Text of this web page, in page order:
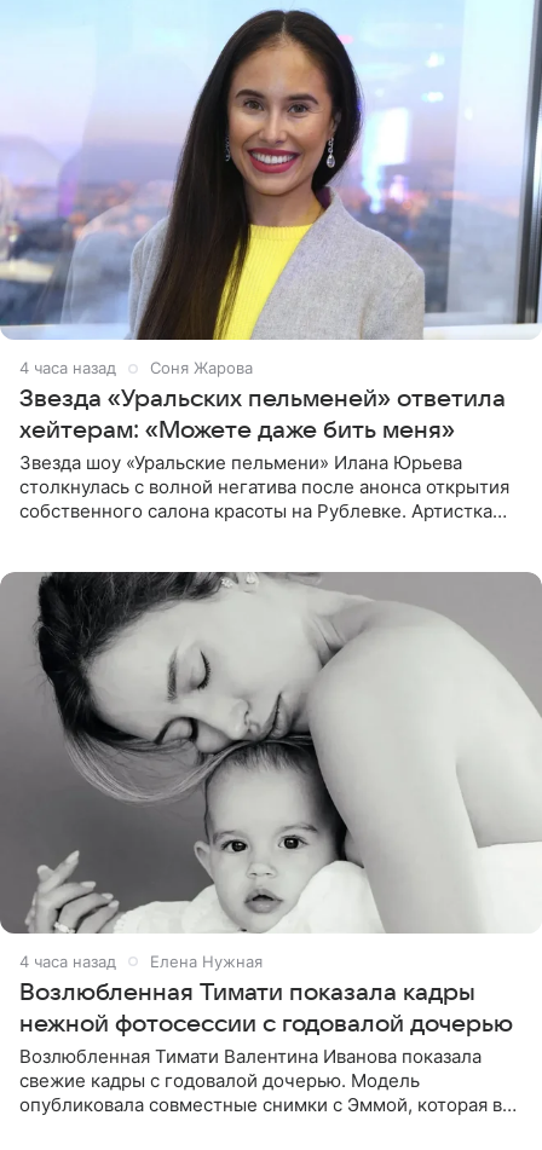
4 часа назад Соня Жарова
Звезда «Уральских пельменей» ответила
хейтерам: «Можете даже бить меня»
Звезда шоу «Уральские пельмени» Илана Юрьева
столкнулась с волной негатива после анонса открытия
собственного салона красоты на Рублевке. Артистка
4 часа назад Елена Нужная
Возлюбленная Тимати показала кадры
нежной фотосессии с годовалой дочерью
Возлюбленная Тимати Валентина Иванова показала
свежие кадры с годовалой дочерью. Модель
опубликовала совместные снимки с Эммой, которая в